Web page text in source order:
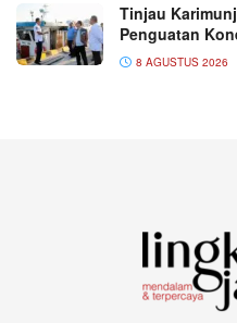
Tinjau
Penguatan
8 AGUSTUS 2026